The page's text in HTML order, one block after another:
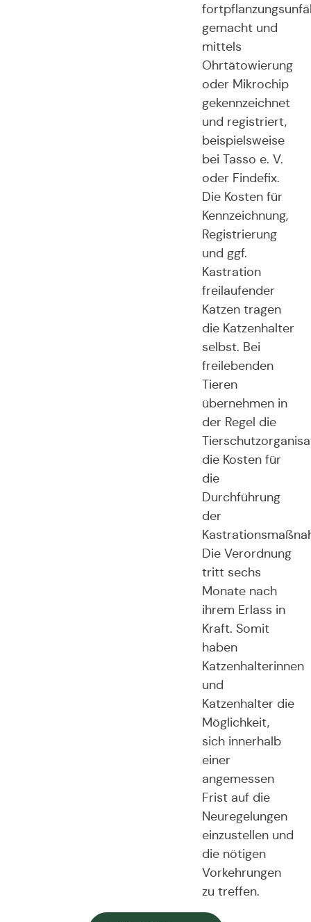
gemacht und
mittels
Ohrtätowierung
oder Mikrochip
gekennzeichnet
und registriert,
beispielsweise
bei Tasso e. V.
oder Findefix.
Die Kosten für
Kennzeichnung,
Registrierung
und ggf.
Kastration
freilaufender
Katzen tragen
die Katzenhalter
selbst. Bei
freilebenden
Tieren
übernehmen in
der Regel die
die Kosten für
die
Durchführung
der
Die Verordnung
tritt sechs
Monate nach
ihrem Erlass in
Kraft. Somit
haben
Katzenhalterinnen
und
Katzenhalter die
Möglichkeit,
sich innerhalb
einer
angemessen
Frist auf die
Neuregelungen
einzustellen und
die nötigen
Vorkehrungen
zu treffen.